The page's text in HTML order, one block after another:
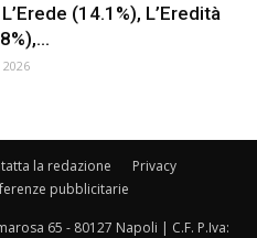
(14.1%), L’Eredità
la redazione
Privacy
pubblicitarie
65 - 80127 Napoli | C.F. P.Iva: